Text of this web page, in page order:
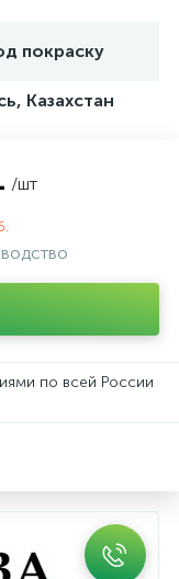
покраску
Казахстан
/шт
по всей России